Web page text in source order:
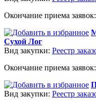
Окончание приема
Сухой Лог
Вид закупки: Реестр
Окончание приема
Вид закупки: Реестр